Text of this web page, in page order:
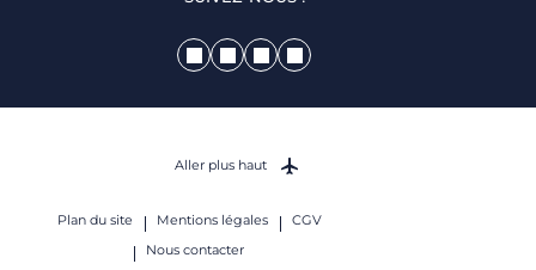
Plan du site Mentions légales
CGV
Nous contacter
Aller plus haut